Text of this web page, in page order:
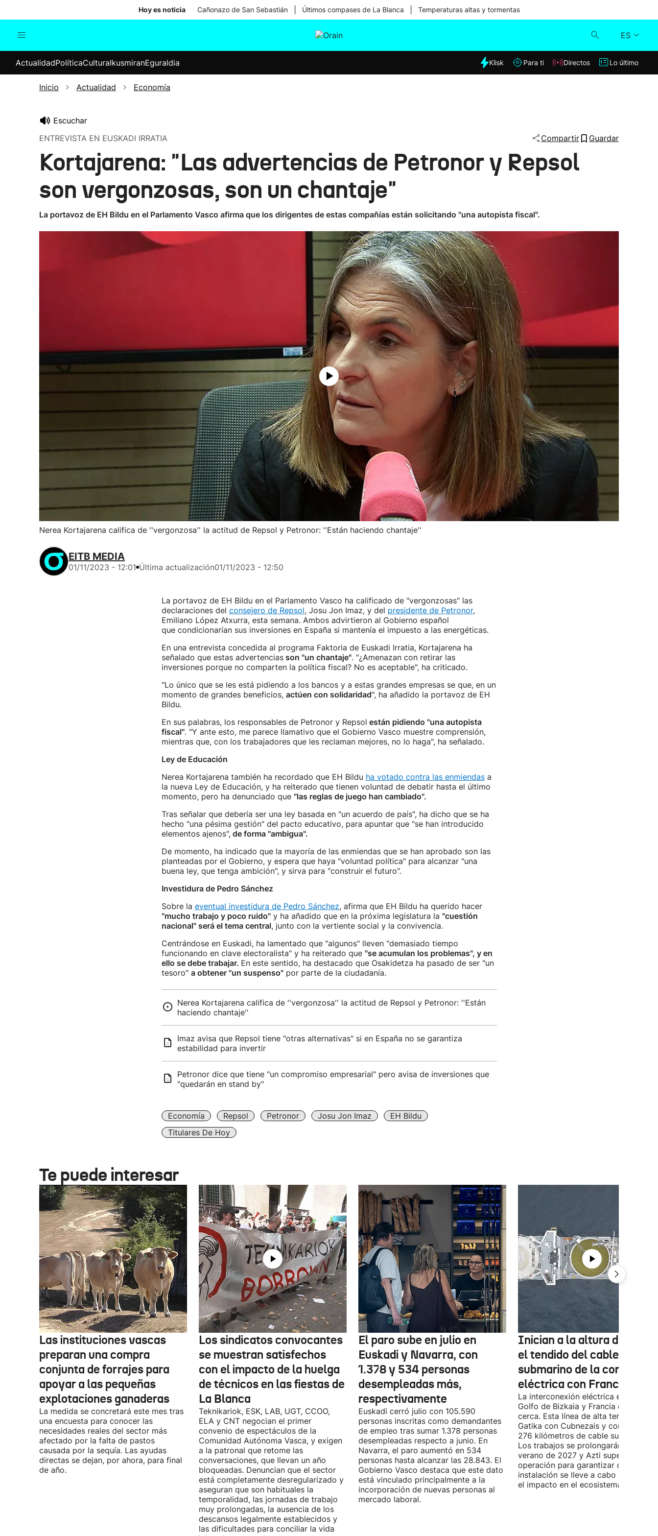
Hoy es noticia Cañonazo de San Sebastián Últimos compases de La Blanca Temperaturas altas y tormentas
ES
Internacional
Elecciones
Klisk
ActualidadPolíticaCulturaIkusmiranEguraldia Klisk Para ti Directos Lo último
Inicio Actualidad Economía
Escuchar
ENTREVISTA EN EUSKADI IRRATIA
Compartir Guardar
Kortajarena: "Las advertencias de Petronor y Repsol
son vergonzosas, son un chantaje"
La portavoz de EH Bildu en el Parlamento Vasco afirma que los dirigentes de estas compañías están solicitando "una autopista fiscal".
Nerea Kortajarena califica de ''vergonzosa'' la actitud de Repsol y Petronor: ''Están haciendo chantaje''
EITB MEDIA
01/11/2023 - 12:01 Última actualización01/11/2023 - 12:50
La portavoz de EH Bildu en el Parlamento Vasco ha calificado de "vergonzosas" las
declaraciones del consejero de Repsol, Josu Jon Imaz, y del presidente de Petronor,
Emiliano López Atxurra, esta semana. Ambos advirtieron al Gobierno español
que condicionarían sus inversiones en España si mantenía el impuesto a las energéticas.
En una entrevista concedida al programa Faktoria de Euskadi Irratia, Kortajarena ha
señalado que estas advertenciasson "un chantaje". "¿Amenazan con retirar las
inversiones porque no comparten la política fiscal? No es aceptable", ha criticado.
"Lo único que se les está pidiendo a los bancos y a estas grandes empresas se que, en un
momento de grandes beneficios, actúen con solidaridad", ha añadido la portavoz de EH
Bildu.
En sus palabras, los responsables de Petronor y Repsol están pidiendo "una autopista
fiscal". "Y ante esto, me parece llamativo que el Gobierno Vasco muestre comprensión,
mientras que, con los trabajadores que les reclaman mejores, no lo haga", ha señalado.
Ley de Educación
Nerea Kortajarena también ha recordado que EH Bildu ha votado contra las enmiendasa
la nueva Ley de Educación, y ha reiterado que tienen voluntad de debatir hasta el último
momento, pero ha denunciado que "las reglas de juego han cambiado".
Tras señalar que debería ser una ley basada en "un acuerdo de país", ha dicho que se ha
hecho "una pésima gestión" del pacto educativo, para apuntar que "se han introducido
elementos ajenos",de forma "ambigua".
De momento, ha indicado que la mayoría de las enmiendas que se han aprobado son las
planteadas por el Gobierno, y espera que haya "voluntad política" para alcanzar "una
buena ley, que tenga ambición", y sirva para "construir el futuro".
Investidura de Pedro Sánchez
Sobre la eventual investidura de Pedro Sánchez, afirma que EH Bildu ha querido hacer
"mucho trabajo y poco ruido"y ha añadido que en la próxima legislatura la "cuestión
nacional" será el tema central, junto con la vertiente social y la convivencia.
Centrándose en Euskadi, ha lamentado que "algunos" lleven "demasiado tiempo
funcionando en clave electoralista" y ha reiterado que "se acumulan los problemas", y en
ello se debe trabajar. En este sentido, ha destacado que Osakidetza ha pasado de ser "un
tesoro" a obtener "un suspenso"por parte de la ciudadanía.
Nerea Kortajarena califica de ''vergonzosa'' la actitud de Repsol y Petronor: ''Están
haciendo chantaje''
Imaz avisa que Repsol tiene "otras alternativas" si en España no se garantiza
estabilidad para invertir
Petronor dice que tiene "un compromiso empresarial" pero avisa de inversiones que
"quedarán en stand by"
Economía Repsol Petronor Josu Jon Imaz
EH Bildu
Titulares De Hoy
Te puede interesar
Las instituciones vascas
preparan una compra
conjunta de forrajes para
apoyar a las pequeñas
explotaciones ganaderas
La medida se concretará este mes tras
una encuesta para conocer las
necesidades reales del sector más
afectado por la falta de pastos
causada por la sequía. Las ayudas
directas se dejan, por ahora, para final
de año.
Los sindicatos convocantes
se muestran satisfechos
con el impacto de la huelga
de técnicos en las fiestas de
La Blanca
Teknikariok, ESK, LAB, UGT, CCOO,
ELA y CNT negocian el primer
convenio de espectáculos de la
Comunidad Autónoma Vasca, y exigen
a la patronal que retome las
conversaciones, que llevan un año
bloqueadas. Denuncian que el sector
está completamente desregularizado y
aseguran que son habituales la
temporalidad, las jornadas de trabajo
muy prolongadas, la ausencia de los
descansos legalmente establecidos y
las dificultades para conciliar la vida
El paro sube en julio en
Euskadi y Navarra, con
1.378 y 534 personas
desempleadas más,
respectivamente
Euskadi cerró julio con 105.590
personas inscritas como demandantes
de empleo tras sumar 1.378 personas
desempleadas respecto a junio. En
Navarra, el paro aumentó en 534
personas hasta alcanzar las 28.843. El
Gobierno Vasco destaca que este dato
está vinculado principalmente a la
incorporación de nuevas personas al
mercado laboral.
Inician a la altura de
el tendido del cable
submarino de la conexión
eléctrica con Francia
La interconexión eléctrica entre el
Golfo de Bizkaia y Francia está más
cerca. Esta línea de alta tensión unirá
Gatika con Cubnezais y contará con
276 kilómetros de cable submarino.
Los trabajos se prolongarán hasta
verano de 2027 y Azti supervisará la
operación para garantizar que la
instalación se lleve a cabo
el impacto en el ecosistema marino.